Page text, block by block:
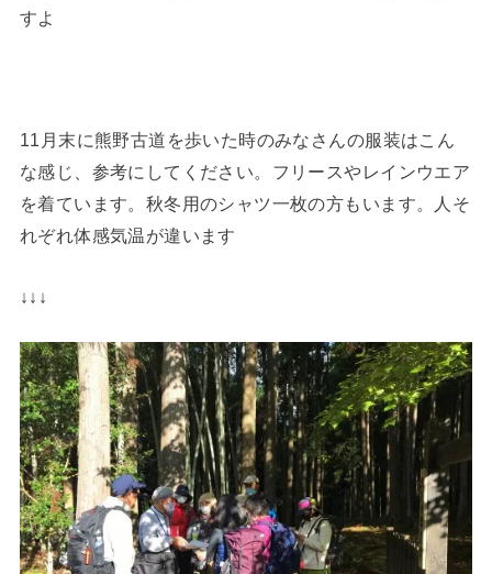
すよ
11月末に熊野古道を歩いた時のみなさんの服装はこん
な感じ、参考にしてください。フリースやレインウエア
を着ています。秋冬用のシャツ一枚の方もいます。人そ
れぞれ体感気温が違います
↓↓↓